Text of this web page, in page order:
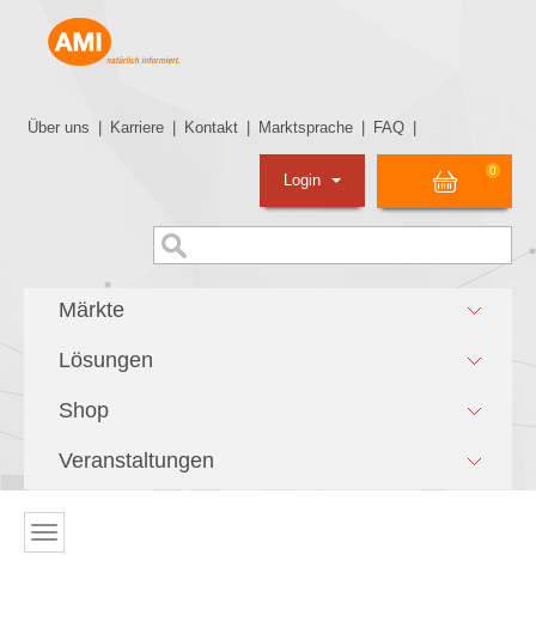
Über uns Karriere Kontakt Marktsprache FAQ
0
Login
Märkte
Lösungen
Shop
Veranstaltungen